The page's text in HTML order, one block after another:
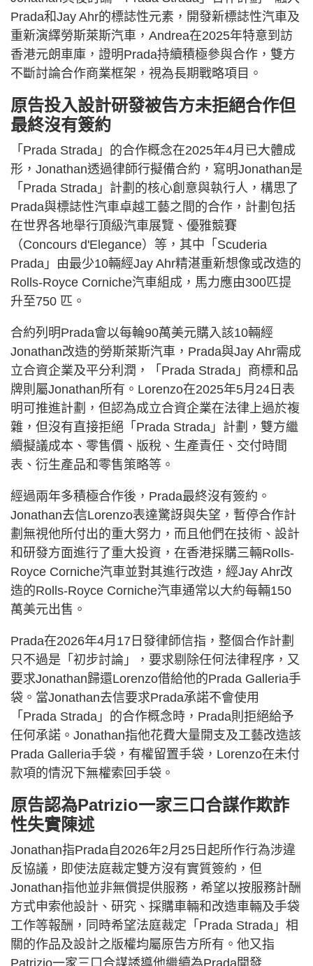
Prada和Jay Ahr的標誌性元素，開發新標誌性汽車及
重新演繹勞斯萊斯汽車，Andrea在2025年特意到訪
香港元朗車庫，證明Prada持續積極參與合作，雙方
不斷討論合作商業框架，視為長期戰略項目。
原告投入設計研發被告方未拒絕合作但
最終沒有簽約
「Prada Strada」的合作概念在2025年4月已大體成
形，Jonathan透過律師行擬備合約，寫明Jonathan是
「Prada Strada」計劃的核心創意與執行人，構思了
Prada與標誌性汽車卓越工藝之間的合作，計劃包括
在世界各地舉行頂級汽車展覽、優雅競賽
（Concours d'Elegance）等，其中「Scuderia
Prada」由最少10輛經Jay Ahr精湛重新想像或改造的
Rolls-Royce Corniche汽車組成，馬力應由300匹提
升至750 匹。
合約列明Prada會以每輪90萬美元購入該10輛經
Jonathan改造的勞斯萊斯汽車，Prada與Jay Ahr需成
立合資企業及平分利潤，「Prada Strada」商標和品
牌則屬Jonathan所有。Lorenzo在2025年5月24日表
明可推進計劃，但認為成立合資企業在法律上過於複
雜，但沒有直接拒絕「Prada Strada」計劃，雙方繼
續擬議成本、零售價、版稅、生產責任、交付時間
表、衍生產品和零售策略等。
經過兩年多積極合作後，Prada最終沒有簽約。
Jonathan去信Lorenzo表達驚訝與失望，暫停合作計
劃無視他所付出的重大努力，而且他們在技術、設計
和研發方面進行了重大投資，在香港採購三輛Rolls-
Royce Corniche汽車並對其進行改造，經Jay Ahr改
造的Rolls-Royce Corniche汽車通常以大約每輛150
萬美元出售。
Prada在2026年4月17日發律師信指，整個合作計劃
只不過是「初步討論」，要求剔除任何法律程序，又
要求Jonathan歸還Lorenzo借給他的Prada Galleria手
袋。當Jonathan去信要求Prada承諾不會使用
「Prada Strada」的合作概念時，Prada則拒絕給予
任何承諾。Jonathan指他花費大量開支及工藝改造該
Prada Galleria手袋，有權留置手袋，Lorenzo在未付
款項的情況下無權索回手袋。
原告認為Patrizio一家三口合謀作欺詐
性失實陳述
Jonathan指Prada自2026年2月25日起所作行為涉違
反協議，即使法庭裁定雙方沒有實質簽約，但
Jonathan指他並非無償提供服務，希望以按服務計酬
方式申索他設計、研究、採購車輛和改造車輛及手袋
工作等報酬，同時希望法庭裁定「Prada Strada」相
關的作品及設計之版權均屬原告方所有。他又指
Patrizio一家三口合謀誘導他繼續為Prada開發